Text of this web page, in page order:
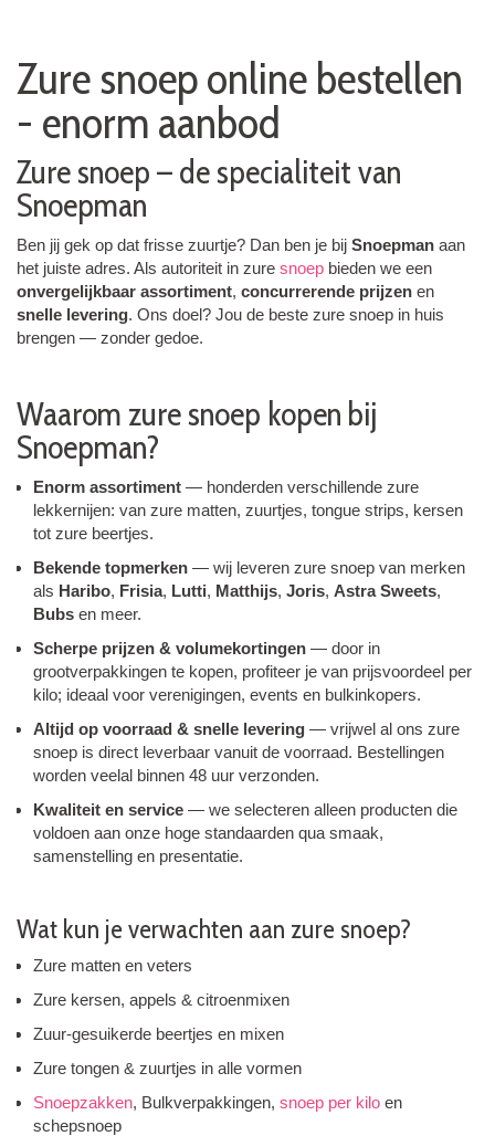
Zure snoep online bestellen
- enorm aanbod
Zure snoep – de specialiteit van
Snoepman
Ben jij gek op dat frisse zuurtje? Dan ben je bij Snoepman aan
het juiste adres. Als autoriteit in zure snoep bieden we een
onvergelijkbaar assortiment, concurrerende prijzen en
snelle levering. Ons doel? Jou de beste zure snoep in huis
brengen — zonder gedoe.
Waarom zure snoep kopen bij
Snoepman?
Enorm assortiment — honderden verschillende zure
lekkernijen: van zure matten, zuurtjes, tongue strips, kersen
tot zure beertjes.
Bekende topmerken — wij leveren zure snoep van merken
als Haribo, Frisia, Lutti, Matthijs, Joris, Astra Sweets,
Bubs en meer.
Scherpe prijzen & volumekortingen — door in
grootverpakkingen te kopen, profiteer je van prijsvoordeel per
kilo; ideaal voor verenigingen, events en bulkinkopers.
Altijd op voorraad & snelle levering — vrijwel al ons zure
snoep is direct leverbaar vanuit de voorraad. Bestellingen
worden veelal binnen 48 uur verzonden.
Kwaliteit en service — we selecteren alleen producten die
voldoen aan onze hoge standaarden qua smaak,
samenstelling en presentatie.
Wat kun je verwachten aan zure snoep?
Zure matten en veters
Zure kersen, appels & citroenmixen
Zuur-gesuikerde beertjes en mixen
Zure tongen & zuurtjes in alle vormen
Snoepzakken, Bulkverpakkingen, snoep per kilo en
schepsnoep